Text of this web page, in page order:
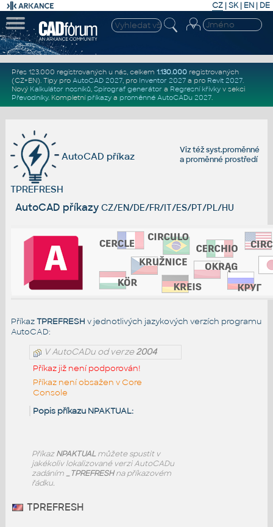
CZ | SK| EN | DE
Přes 123.000 registrovaných u nás, celkem 1.130.000registrovaných
(CZ+EN). Tipy pro AutoCAD 2027, pro Inventor 2027a pro Revit 2027.
Nový Kalkulátor nosníků, Spirograf generátor a Regresní křivkyv sekci
Převodníky. Kompletní příkazya proměnné AutoCADu 2027.
Viz téžsyst.proměnné
aproměnné prostředí
AutoCAD příkaz
TPREFRESH
AutoCAD příkazy CZ/EN/DE/FR/IT/ES/PT/PL/HU
PříkazTPREFRESH v jednotlivých jazykových verzích programu
AutoCAD:
V AutoCADu od verze2004
Příkaz již není podporován!
Příkaz není obsažen v Core
Console
Popis příkazu NPAKTUAL:
PříkazNPAKTUALmůžete spustit v
jakékoliv lokalizované verzi AutoCADu
zadáním _TPREFRESHna příkazovém
řádku.
TPREFRESH